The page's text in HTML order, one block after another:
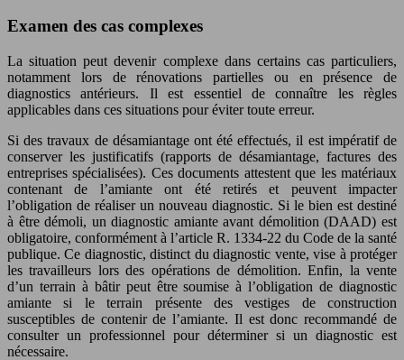
Examen des cas complexes
La situation peut devenir complexe dans certains cas particuliers,
notamment lors de rénovations partielles ou en présence de
diagnostics antérieurs. Il est essentiel de connaître les règles
applicables dans ces situations pour éviter toute erreur.
Si des travaux de désamiantage ont été effectués, il est impératif de
conserver les justificatifs (rapports de désamiantage, factures des
entreprises spécialisées). Ces documents attestent que les matériaux
contenant de l’amiante ont été retirés et peuvent impacter
l’obligation de réaliser un nouveau diagnostic. Si le bien est destiné
à être démoli, un diagnostic amiante avant démolition (DAAD) est
obligatoire, conformément à l’article R. 1334-22 du Code de la santé
publique. Ce diagnostic, distinct du diagnostic vente, vise à protéger
les travailleurs lors des opérations de démolition. Enfin, la vente
d’un terrain à bâtir peut être soumise à l’obligation de diagnostic
amiante si le terrain présente des vestiges de construction
susceptibles de contenir de l’amiante. Il est donc recommandé de
consulter un professionnel pour déterminer si un diagnostic est
nécessaire.